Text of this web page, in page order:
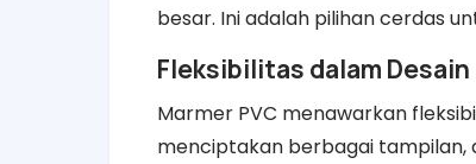
besar. Ini adalah pilihan cerdas
Fleksibilitas dalam Desain
Marmer PVC menawarkan
menciptakan berbagai tampilan,